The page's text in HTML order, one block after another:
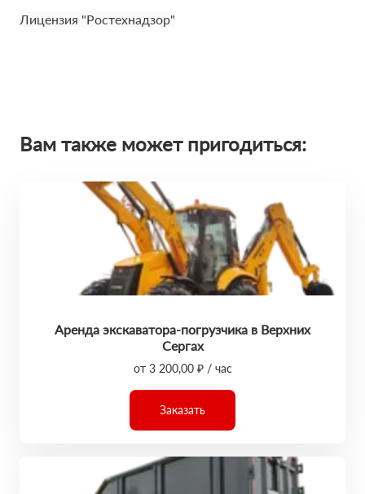
Лицензия "Ростехнадзор"
Вам также может пригодиться:
Аренда экскаватора-погрузчика в Верхних
Сергах
от 3 200,00 ₽ / час
Заказать